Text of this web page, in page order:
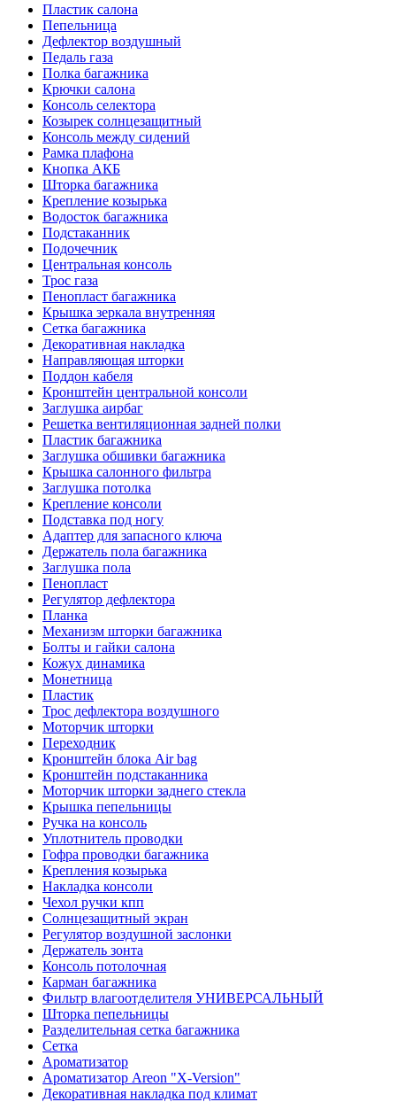
Пластик салона
Пепельница
Дефлектор воздушный
Педаль газа
Полка багажника
Крючки салона
Консоль селектора
Козырек солнцезащитный
Консоль между сидений
Рамка плафона
Кнопка АКБ
Шторка багажника
Крепление козырька
Водосток багажника
Подстаканник
Подочечник
Центральная консоль
Трос газа
Пенопласт багажника
Крышка зеркала внутренняя
Сетка багажника
Декоративная накладка
Направляющая шторки
Поддон кабеля
Кронштейн центральной консоли
Заглушка аирбаг
Решетка вентиляционная задней полки
Пластик багажника
Заглушка обшивки багажника
Крышка салонного фильтра
Заглушка потолка
Крепление консоли
Подставка под ногу
Адаптер для запасного ключа
Держатель пола багажника
Заглушка пола
Пенопласт
Регулятор дефлектора
Планка
Механизм шторки багажника
Болты и гайки салона
Кожух динамика
Монетница
Пластик
Трос дефлектора воздушного
Моторчик шторки
Переходник
Кронштейн блока Air bag
Кронштейн подстаканника
Моторчик шторки заднего стекла
Крышка пепельницы
Ручка на консоль
Уплотнитель проводки
Гофра проводки багажника
Крепления козырька
Накладка консоли
Чехол ручки кпп
Солнцезащитный экран
Регулятор воздушной заслонки
Держатель зонта
Консоль потолочная
Карман багажника
Фильтр влагоотделителя УНИВЕРСАЛЬНЫЙ
Шторка пепельницы
Разделительная сетка багажника
Сетка
Ароматизатор
Ароматизатор Areon "X-Version"
Декоративная накладка под климат